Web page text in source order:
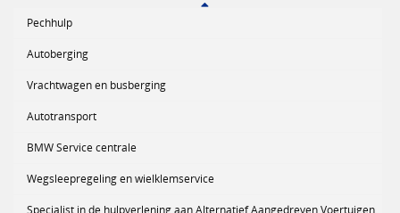
Pechhulp
Autoberging
Vrachtwagen en busberging
Autotransport
BMW Service centrale
Wegsleepregeling en wielklemservice
Specialist in de hulpverlening aan Alternatief Aangedreven Voertuigen